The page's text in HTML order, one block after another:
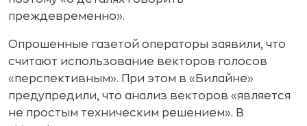
преждевременно».
Опрошенные газетой операторы заявили, что
считают использование векторов голосов
«перспективным». При этом в «Билайне»
предупредили, что анализ векторов «является
не простым техническим решением». В